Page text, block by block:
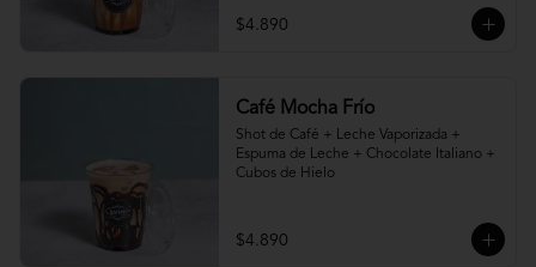
$4.890
Café Mocha Frío
Shot de Café + Leche Vaporizada +
Espuma de Leche + Chocolate Italiano +
Cubos de Hielo
$4.890